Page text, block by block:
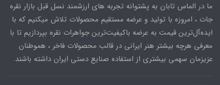
ما در الماس تابان به پشتوانه تجربه های ارزشمند نسل قبل بازار نقره
جات ، امروزه با تولید و عرضه مستقیم محصولات تلاش میکنیم که با
ایده‌آل‌ترین قیمت به عرضه باکیفیت‌ترین جواهرات نقره بپردازیم تا با
معرفی هرچه بیشتر هنر ایرانی در قالب محصولات فاخر ، هموطنان
عزیزمان سهمی بیشتری از استفاده صنایع دستی ایران داشته باشند.